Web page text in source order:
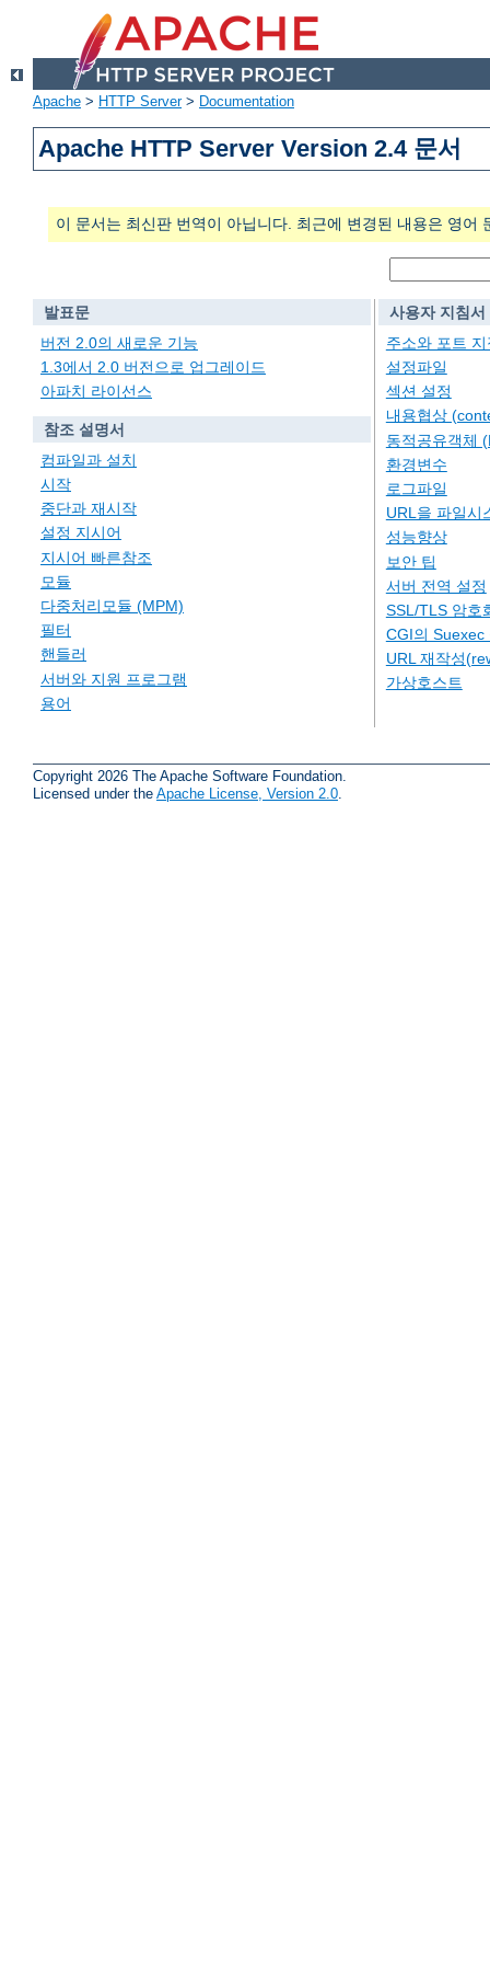
Apache > HTTP Server> Documentation
Apache HTTP Server Version 2.4 문서
이 문서는 최신판 번역이 아닙니다. 최근에 변경된 내용은 영어
발표문
버전 2.0의 새로운 기능
1.3에서 2.0 버전으로 업그레이드
아파치 라이선스
참조 설명서
컴파일과 설치
시작
중단과 재시작
설정 지시어
지시어 빠른참조
모듈
다중처리모듈 (MPM)
필터
핸들러
서버와 지원 프로그램
용어
사용자 지침서
주소와 포트 지
설정파일
섹션 설정
내용협상
동적공유객체
환경변수
로그파일
URL을 파일시
성능향상
보안 팁
서버 전역 설정
SSL/TLS 암호
CGI의 Suexec
URL 재작성
가상호스트
Copyright 2026 The Apache Software Foundation.
Licensed under the Apache License, Version 2.0